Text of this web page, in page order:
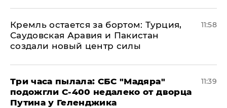
​Кремль остается за бортом: Турция,
Саудовская Аравия и Пакистан
создали новый центр силы
11:58
Три часа пылала: СБС "Мадяра"
подожгли С-400 недалеко от дворца
Путина у Геленджика
11:39